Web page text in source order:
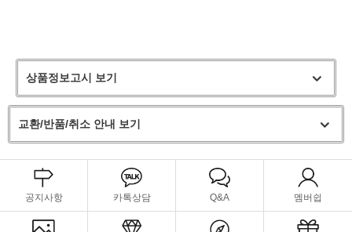
상품정보고시 보기
교환/반품/취소 안내 보기
공지사항 카톡상담 Q&A 멤버쉽